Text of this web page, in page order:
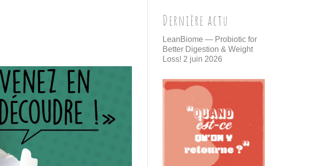
Dernière actu
LeanBiome — Probiotic for
Better Digestion & Weight
Loss! 2 juin 2026